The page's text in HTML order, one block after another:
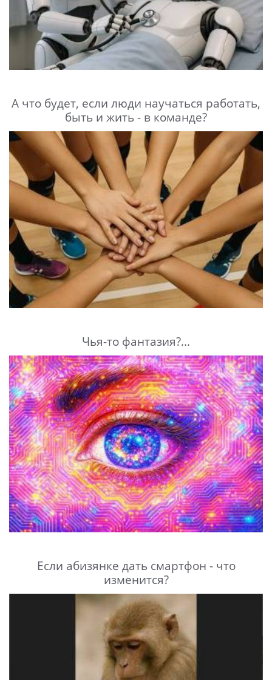
А что будет, если люди научаться работать,
быть и жить - в команде?
Чья-то фантазия?...
Если абизянке дать смартфон - что
изменится?